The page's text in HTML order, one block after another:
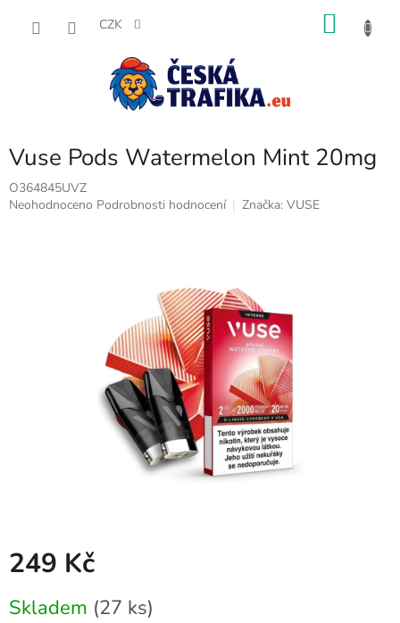
CZK
Vuse Pods Watermelon Mint 20mg
O364845UVZ
Průměrné
Neohodnoceno Podrobnosti hodnocení Značka: VUSE
249 Kč
cena:
Skladem (27 ks)